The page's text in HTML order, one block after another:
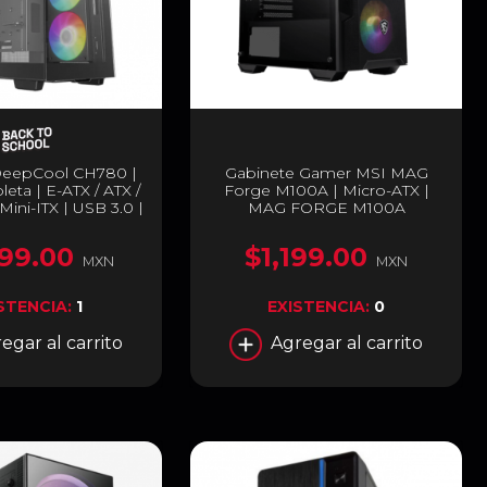
CH780 |
| E-ATX / ATX /
ITX | USB 3.0 |
ARGB Pre-
Negro | R-CH780-
MXN
1
al carrito
Gabinete Gamer MSI MAG
Forge M100A | Micro-ATX |
MAG FORGE M100A
$1,199.00 MXN
EXISTENCIA: 0
Agregar al carrito